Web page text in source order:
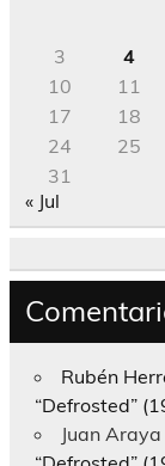
3
4
10
11
17
18
24
25
31
« Jul
Rubén
“Defrosted”
Juan Araya